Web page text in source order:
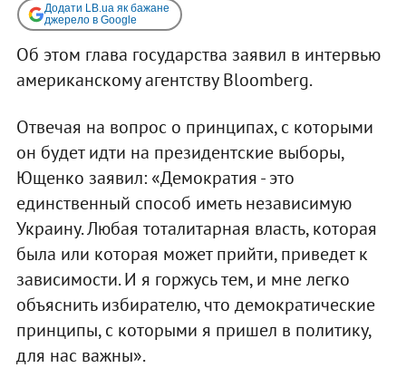
Додати LB.ua як бажане
джерело в Google
Об этом глава государства заявил в интервью
американскому агентству Bloomberg.
Отвечая на вопрос о принципах, с которыми
он будет идти на президентские выборы,
Ющенко заявил: «Демократия - это
единственный способ иметь независимую
Украину. Любая тоталитарная власть, которая
была или которая может прийти, приведет к
зависимости. И я горжусь тем, и мне легко
объяснить избирателю, что демократические
принципы, с которыми я пришел в политику,
для нас важны».